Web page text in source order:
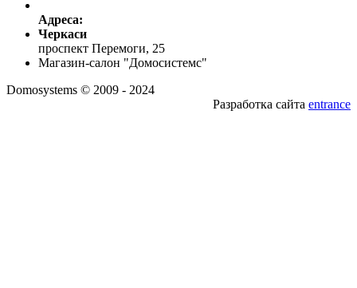
Адреса:
Черкаси
проспект Перемоги, 25
Магазин-салон "Домосистемс"
Domosystems © 2009 - 2024
Разработка сайта entrance